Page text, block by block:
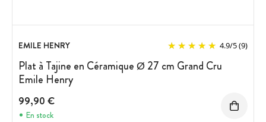
EMILE HENRY 4.9/5(9)
Plat à Tajine en Céramique Ø 27 cm Grand Cru
Emile Henry
99,90 €
En stock